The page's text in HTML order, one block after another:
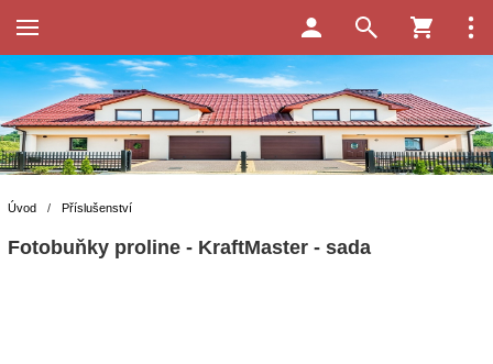
Úvod / Příslušenství
Fotobuňky proline - KraftMaster - sada